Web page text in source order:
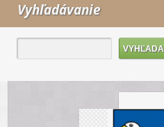
Vyhľadávanie